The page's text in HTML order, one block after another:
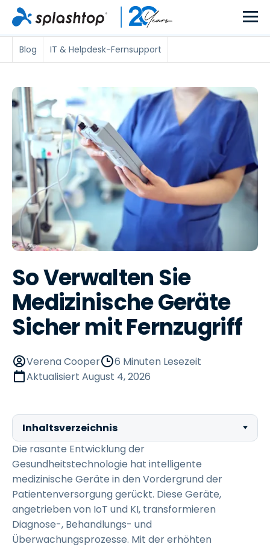
Blog IT & Helpdesk-Fernsupport
So Verwalten Sie
Medizinische Geräte
Sicher mit Fernzugriff
Verena Cooper
6 Minuten Lesezeit
Aktualisiert August 4, 2026
Inhaltsverzeichnis
Die rasante Entwicklung der
Gesundheitstechnologie hat intelligente
medizinische Geräte in den Vordergrund der
Patientenversorgung gerückt. Diese Geräte,
angetrieben von IoT und KI, transformieren
Diagnose-, Behandlungs- und
Überwachungsprozesse. Mit der erhöhten